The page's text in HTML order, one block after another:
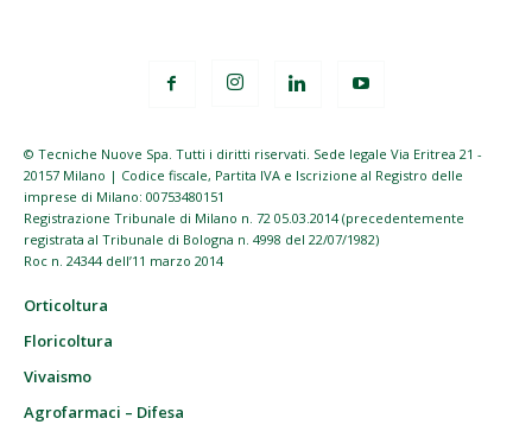
© Tecniche Nuove Spa. Tutti i diritti riservati. Sede legale Via Eritrea 21 -
20157 Milano | Codice fiscale, Partita IVA e Iscrizione al Registro delle
imprese di Milano: 00753480151
Registrazione Tribunale di Milano n. 72 05.03.2014 (precedentemente
registrata al Tribunale di Bologna n. 4998 del 22/07/1982)
Roc n. 24344 dell’11 marzo 2014
Orticoltura
Floricoltura
Vivaismo
Agrofarmaci – Difesa